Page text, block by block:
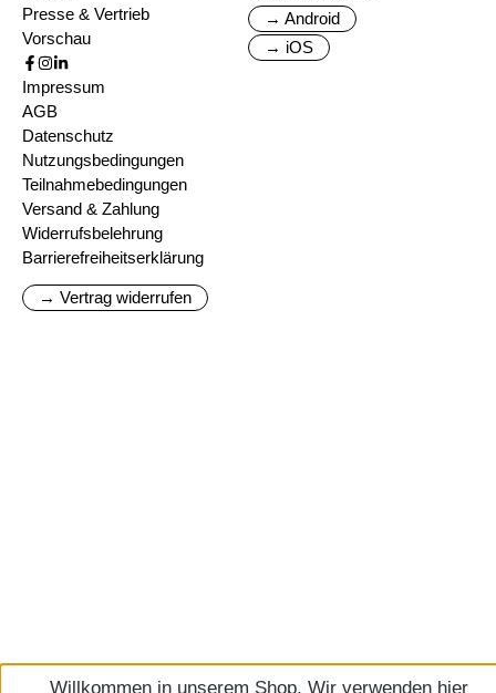
Presse & Vertrieb
Vorschau
→ Android
→ iOS
Impressum
AGB
Datenschutz
Nutzungsbedingungen
Teilnahmebedingungen
Versand & Zahlung
Widerrufsbelehrung
Barrierefreiheitserklärung
→ Vertrag widerrufen
Willkommen in unserem Shop. Wir verwenden hier